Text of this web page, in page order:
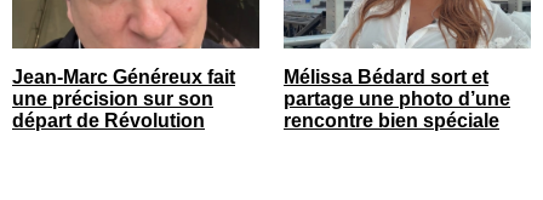
Jean-Marc Généreux fait
une précision sur son
départ de Révolution
Mélissa Bédard sort et
partage une photo d’une
rencontre bien spéciale